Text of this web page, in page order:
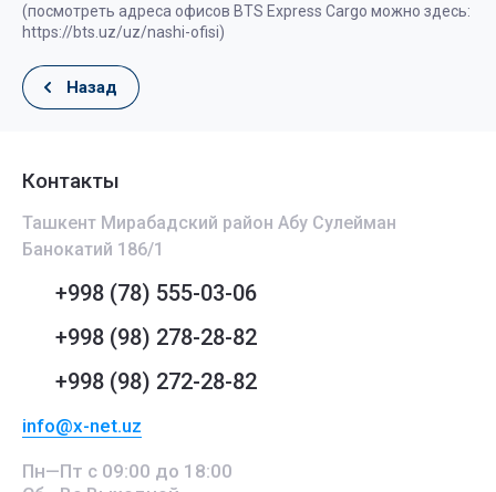
(посмотреть адреса офисов BTS Express Cargo можно здесь:
https://bts.uz/uz/nashi-ofisi)
Назад
Контакты
Ташкент Мирабадский район Абу Сулейман
Банокатий 186/1
+998 (78) 555-03-06
+998 (98) 278-28-82
+998 (98) 272-28-82
info@x-net.uz
Пн—Пт с 09:00 до 18:00